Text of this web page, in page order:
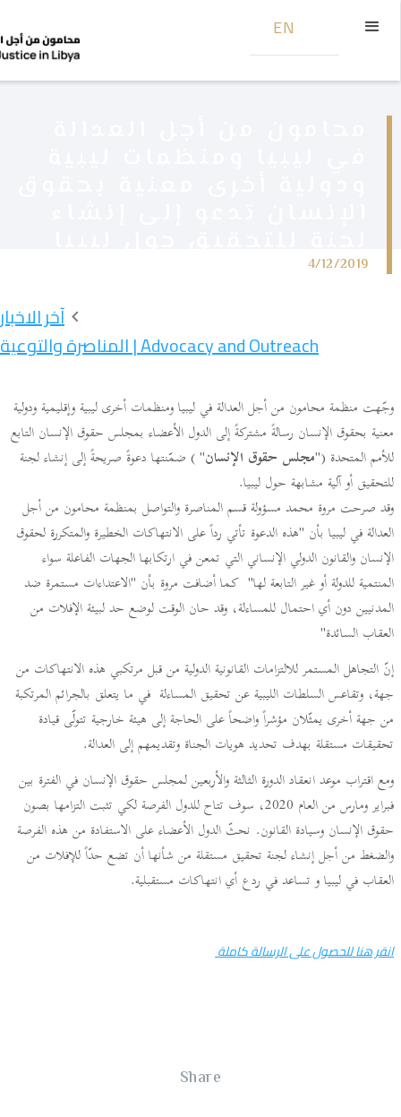
EN
4/12/2019
آخر الاخبار
Advocacy and Outreach | المناصرة والتوعية
وجّهت منظمة محامون من أجل العدالة في ليبيا ومنظمات أخرى ليبية وإقليمية ودولية
معنية بحقوق الإنسان رسالةً مشتركةً إلى الدول الأعضاء بمجلس حقوق الإنسان التابع
للأمم المتحدة ("مجلس حقوق الإنسان" ) ضمّنتها دعوةً صريحةً إلى إنشاء لجنة
للتحقيق أو آلية مشابهة حول ليبيا.
وقد صرحت مروة محمد مسؤولة قسم المناصرة والتواصل بمنظمة محامون من أجل
العدالة في ليبيا بأن "هذه الدعوة تأتي رداً على الانتهاكات الخطيرة والمتكررة لحقوق
الإنسان والقانون الدولي الإنساني التي تمعن في ارتكابها الجهات الفاعلة سواء
المنتمية للدولة أو غير التابعة لها" كما أضافت مروة بأن "الاعتداءات مستمرة ضد
المدنيين دون أي احتمال للمساءلة، وقد حان الوقت لوضع حد لبيئة الإفلات من
العقاب السائدة"
إنّ التجاهل المستمر للالتزامات القانونية الدولية من قبل مرتكبي هذه الانتهاكات من
جهة، وتقاعس السلطات الليبية عن تحقيق المساءلة في ما يتعلق بالجرائم المرتكبة
من جهة أخرى يمثّلان مؤشراً واضحاً على الحاجة إلى هيئة خارجية تتولّى قيادة
تحقيقات مستقلة بهدف تحديد هويات الجناة وتقديمهم إلى العدالة.
ومع اقتراب موعد انعقاد الدورة الثالثة والأربعين لمجلس حقوق الإنسان في الفترة بين
فبراير ومارس من العام 2020، سوف تتاح للدول الفرصة لكي تثبت التزامها بصون
حقوق الإنسان وسيادة القانون. نحثّ الدول الأعضاء على الاستفادة من هذه الفرصة
والضغط من أجل إنشاء لجنة تحقيق مستقلة من شأنها أن تضع حدّاً للإفلات من
العقاب في ليبيا و تساعد في ردع أي انتهاكات مستقبلية.
انقر هنا للحصول على الرسالة كاملة
Share